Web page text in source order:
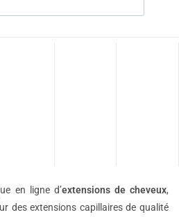
en ligne d’extensions decheveux,
des extensions capillaires de qualité